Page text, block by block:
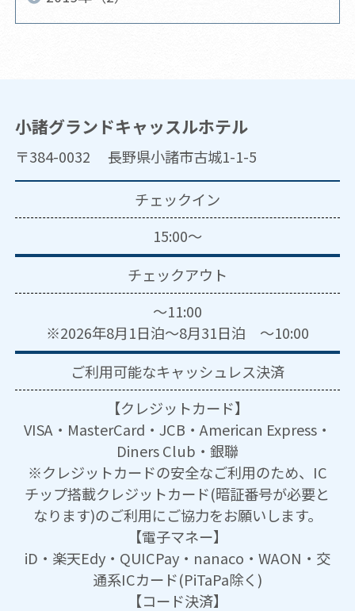
小諸グランドキャッスルホテル
〒384-0032 長野県小諸市古城1-1-5
チェックイン
15:00～
チェックアウト
～11:00
※2026年8月1日泊～8月31日泊 ～10:00
ご利用可能なキャッシュレス決済
【クレジットカード】
VISA・MasterCard・JCB・American Express・
Diners Club・銀聯
※クレジットカードの安全なご利用のため、IC
チップ搭載クレジットカード(暗証番号が必要と
なります)のご利用にご協力をお願いします。
【電子マネー】
iD・楽天Edy・QUICPay・nanaco・WAON・交
通系ICカード(PiTaPa除く)
【コード決済】